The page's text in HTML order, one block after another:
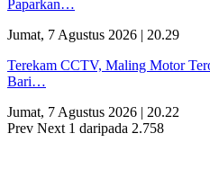
Paparkan…
Jumat, 7 Agustus 2026 | 20.29
Terekam CCTV, Maling Motor
Bari…
Jumat, 7 Agustus 2026 | 20.22
Prev Next 1 daripada 2.758